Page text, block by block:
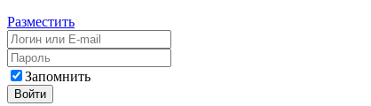
Разместить
Запомнить
Войти